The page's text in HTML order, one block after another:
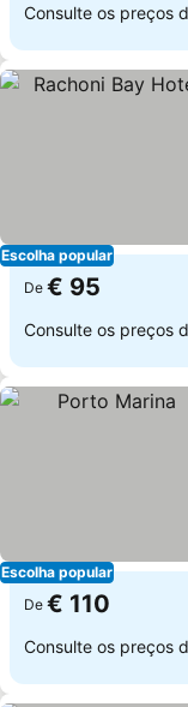
Consulte os preços
Escolha popular
De € 95
Consulte os preços
Escolha popular
De € 110
Consulte os preços